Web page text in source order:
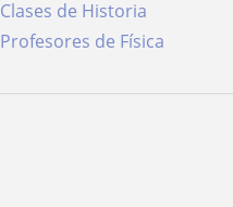
Clases de Historia
Profesores de Física